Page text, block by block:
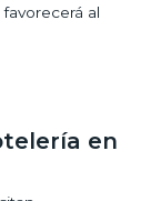
al
en